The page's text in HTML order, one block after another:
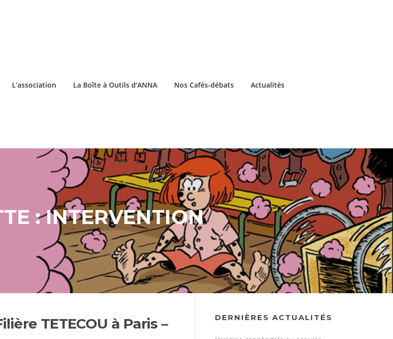
L’association La Boîte à Outils d’ANNA Nos Cafés-débats Actualités
:INTERVENTION
TETECOU à Paris –
DERNIÈRES ACTUALITÉS